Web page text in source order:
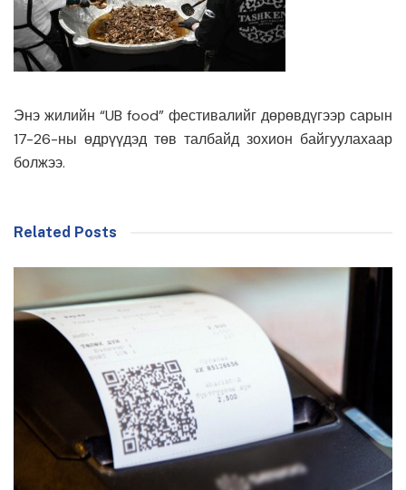
Энэ жилийн “UB food” фестивалийг дөрөвдүгээр сарын
17-26-ны өдрүүдэд төв талбайд зохион байгуулахаар
болжээ.
Related Posts